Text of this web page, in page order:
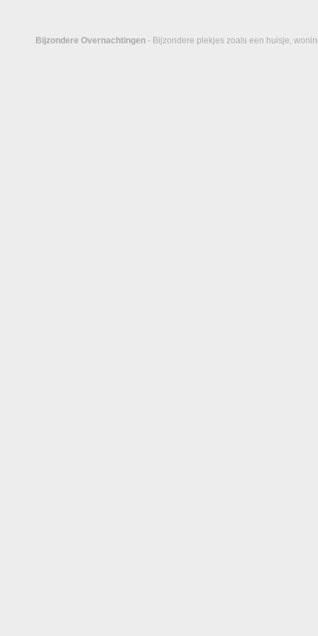
Bijzondere Overnachtingen - Bijzondere plekjes zoals een huisje,